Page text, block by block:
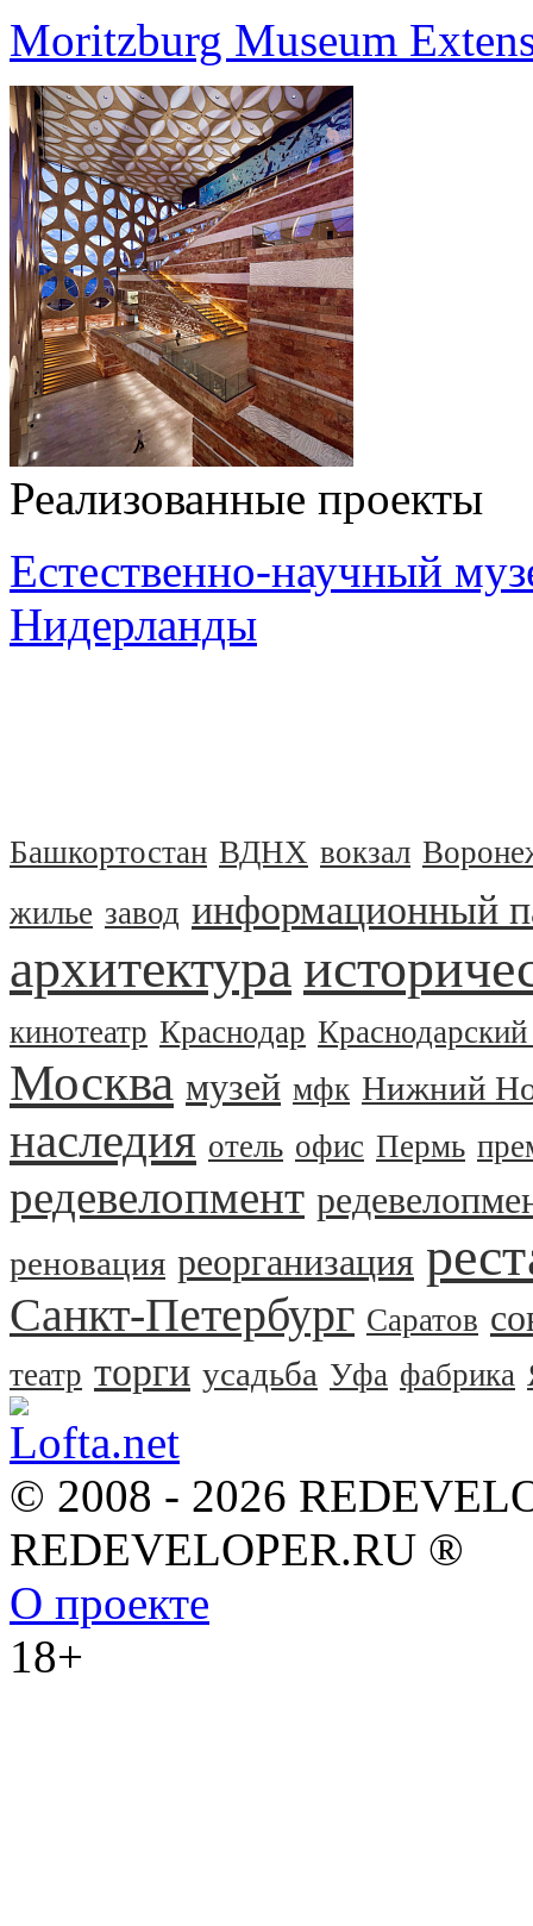
Moritzburg Museum
Реализованные проекты
Естественно-научный
Нидерланды
Башкортостан ВДНХ вокзал
жилье завод информационный
архитектура
кинотеатр Краснодар
Москва музей мфк Нижний
наследия отель офис Пермь
редевелопмент
реновация реорганизация
Санкт-Петербург Саратов
театр торги усадьба Уфа фабрика
© 2008 - 2026
REDEVELOPER.RU ®
О проекте
18+